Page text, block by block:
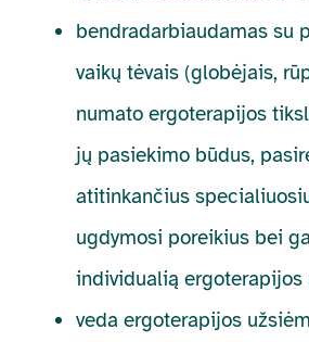
bendradarbiaudamas su
vaikų tėvais (globėjais,
numato ergoterapijos
jų pasiekimo būdus,
atitinkančius
ugdymosi poreikius bei
individualią ergoterapijos
veda ergoterapijos